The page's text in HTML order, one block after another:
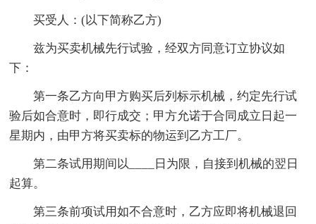
买受人：(以下简称乙方)
兹为买卖机械先行试验，经双方同意订立协议如
下：
第一条乙方向甲方购买后列标示机械，约定先行试
验后如合意时，即行成交；甲方允诺于合同成立日起一
星期内，由甲方将买卖标的物运到乙方工厂。
第二条试用期间以____日为限，自接到机械的翌日
起算。
第三条前项试用如不合意时，乙方应即将机械退回